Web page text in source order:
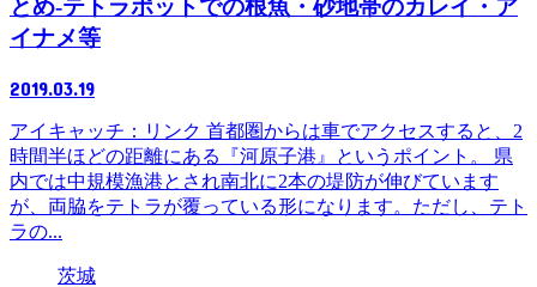
とめ-テトラポットでの根魚・砂地帯のカレイ・ア
イナメ等
2019.03.19
アイキャッチ：リンク 首都圏からは車でアクセスすると、2
時間半ほどの距離にある『河原子港』というポイント。 県
内では中規模漁港とされ南北に2本の堤防が伸びています
が、両脇をテトラが覆っている形になります。ただし、テト
ラの...
茨城